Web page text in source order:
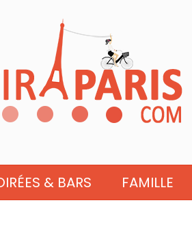
& BARS FAMILLE